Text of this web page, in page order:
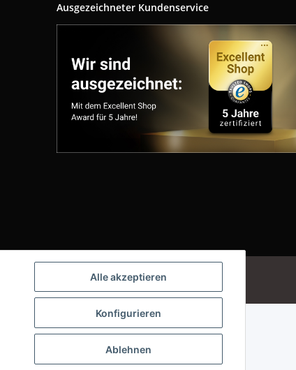
Alle akzeptieren
Konfigurieren
Ablehnen
Ausgezeichneter Kundenservice
Powered by